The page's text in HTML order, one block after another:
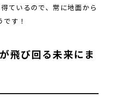
ているので、常に地面から
す！
飛び回る未来にま